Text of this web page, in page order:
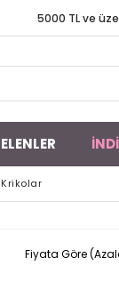
Fiyata Göre